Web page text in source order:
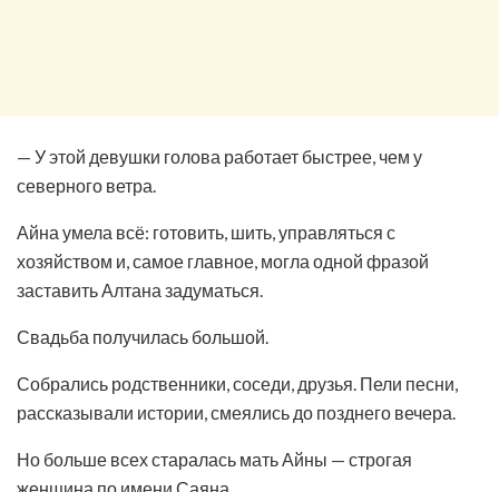
— У этой девушки голова работает быстрее, чем у
северного ветра.
Айна умела всё: готовить, шить, управляться с
хозяйством и, самое главное, могла одной фразой
заставить Алтана задуматься.
Свадьба получилась большой.
Собрались родственники, соседи, друзья. Пели песни,
рассказывали истории, смеялись до позднего вечера.
Но больше всех старалась мать Айны — строгая